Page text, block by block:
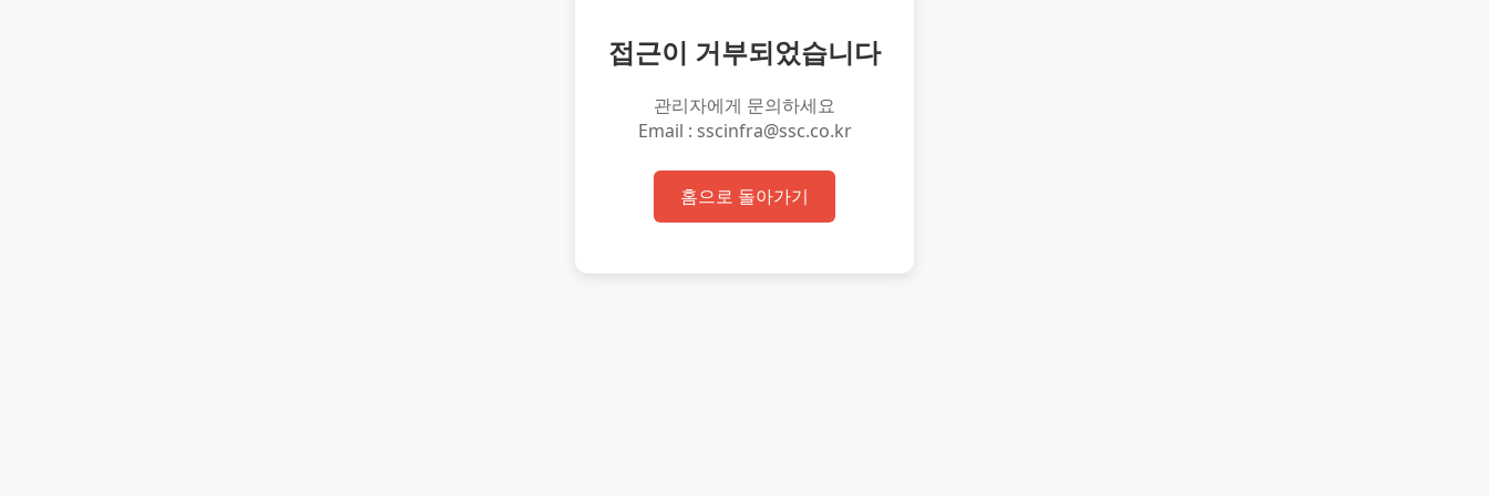
접근이 거부되었습니다
관리자에게 문의하세요
Email : sscinfra@ssc.co.kr
홈으로 돌아가기